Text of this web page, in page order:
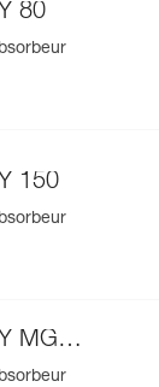
80
150
MGO